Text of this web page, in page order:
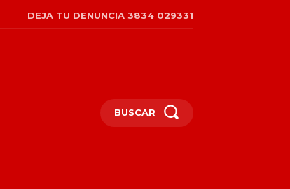
DEJA TU DENUNCIA 3834 029331
BUSCAR